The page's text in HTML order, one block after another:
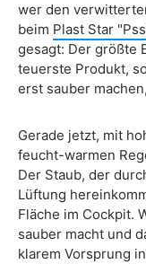
wer den
beim Plast Star
gesagt: Der größte
teuerste Produkt,
erst sauber
Gerade jetzt, mit
feucht-warmen
Der Staub, der
Lüftung
Fläche im Cockpit.
sauber macht und
klarem Vorsprung